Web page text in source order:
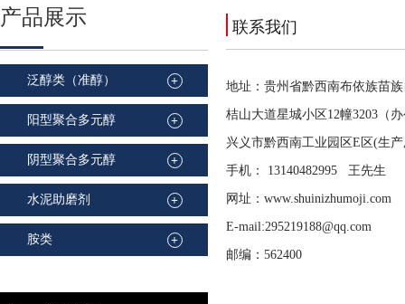
产品展示
泛醇类（准醇） +
阳型聚合多元醇 +
阴型聚合多元醇 +
水泥助磨剂 +
胺类 +
联系我们
地址：贵州省黔西南布依族苗
桔山大道星城小区12幢3203（
兴义市黔西南工业园区E区(生
手机： 13140482995 王先生
网址：www.shuinizhumoji.com
E-mail:295219188@qq.com
邮编：562400